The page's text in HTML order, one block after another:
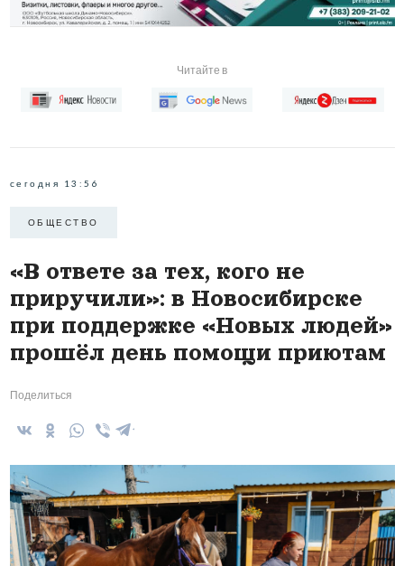
Читайте в
сегодня 13:56
ОБЩЕСТВО
«В ответе за тех, кого не
приручили»: в Новосибирске
при поддержке «Новых людей»
прошёл день помощи приютам
Поделиться